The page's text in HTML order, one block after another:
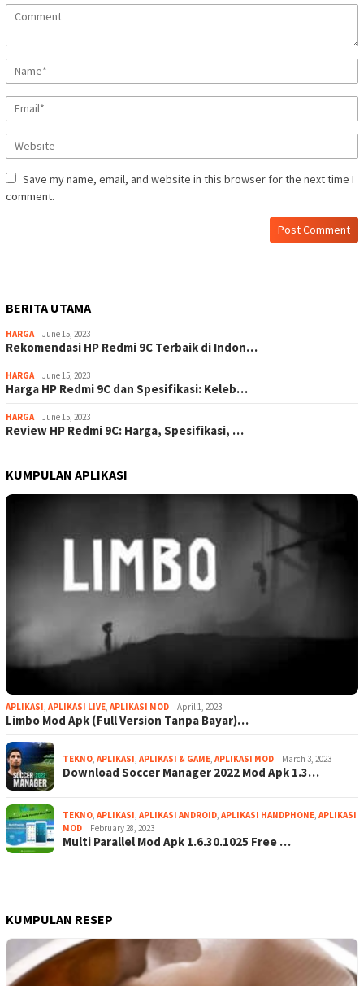
Save my name, email, and website in this browser for the next time I
comment.
BERITA UTAMA
HARGA June 15, 2023
Rekomendasi HP Redmi 9C Terbaik di Indon…
HARGA June 15, 2023
Harga HP Redmi 9C dan Spesifikasi: Keleb…
HARGA June 15, 2023
Review HP Redmi 9C: Harga, Spesifikasi, …
KUMPULAN APLIKASI
APLIKASI, APLIKASI LIVE, APLIKASI MOD April 1, 2023
Limbo Mod Apk (Full Version Tanpa Bayar)…
TEKNO, APLIKASI, APLIKASI & GAME, APLIKASI MOD March 3, 2023
Download Soccer Manager 2022 Mod Apk 1.3…
TEKNO, APLIKASI, APLIKASI ANDROID, APLIKASI HANDPHONE, APLIKASI
MOD
February 28, 2023
Multi Parallel Mod Apk 1.6.30.1025 Free …
KUMPULAN RESEP